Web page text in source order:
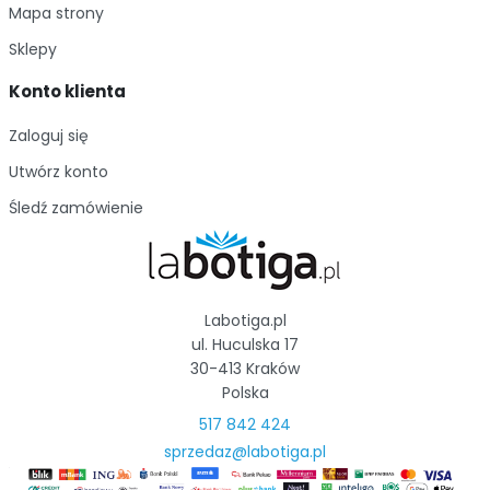
Mapa strony
Sklepy
Konto klienta
Zaloguj się
Utwórz konto
Śledź zamówienie
Labotiga.pl
ul. Huculska 17
30-413 Kraków
Polska
517 842 424
sprzedaz@labotiga.pl